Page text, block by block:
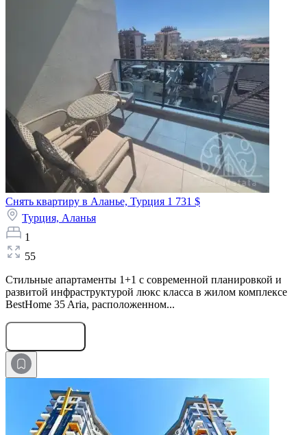
Снять квартиру в Аланье, Турция 1 731 $
Турция, Аланья
1
55
Стильные апартаменты 1+1 с современной планировкой и
развитой инфраструктурой люкс класса в жилом комплексе
BestHome 35 Aria, расположенном...